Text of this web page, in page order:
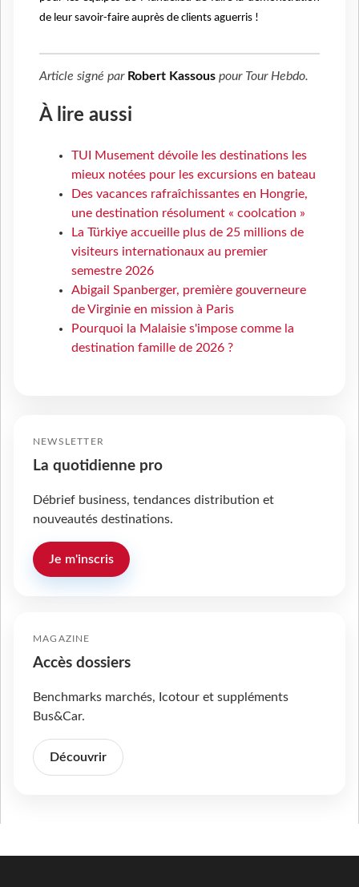
de leur savoir-faire auprès de clients aguerris !
Article signé par Robert Kassous pour Tour Hebdo.
À lire aussi
TUI Musement dévoile les destinations les
mieux notées pour les excursions en bateau
Des vacances rafraîchissantes en Hongrie,
une destination résolument « coolcation »
La Türkiye accueille plus de 25 millions de
visiteurs internationaux au premier
semestre 2026
Abigail Spanberger, première gouverneure
de Virginie en mission à Paris
Pourquoi la Malaisie s'impose comme la
destination famille de 2026 ?
NEWSLETTER
La quotidienne pro
Débrief business, tendances distribution et
nouveautés destinations.
Je m'inscris
MAGAZINE
Accès dossiers
Benchmarks marchés, Icotour et suppléments
Bus&Car.
Découvrir